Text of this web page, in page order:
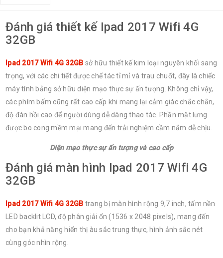
Đánh giá thiết kế Ipad 2017 Wifi 4G
32GB
Ipad 2017 Wifi 4G 32GB sở hữu thiết kế kim loại nguyên khối sang
trọng, với các chi tiết được chế tác tỉ mỉ và trau chuốt, đây là chiếc
máy tính bảng sở hữu diện mạo thực sự ấn tượng. Không chỉ vậy,
các phím bấm cũng rất cao cấp khi mang lại cảm giác chắc chắn,
độ đàn hồi cao để người dùng dễ dàng thao tác. Phần mặt lưng
được bo cong mềm mại mang đến trải nghiệm cầm nắm dễ chịu.
Diện mạo thực sự ấn tượng và cao cấp
Đánh giá màn hình Ipad 2017 Wifi 4G
32GB
Ipad 2017 Wifi 4G 32GB trang bị màn hình rộng 9,7 inch, tấm nền
LED backlit LCD, độ phân giải ổn (1536 x 2048 pixels), mang đến
cho bạn khả năng hiển thị àu sắc trung thực, hình ảnh sắc nét
cùng góc nhìn rộng.